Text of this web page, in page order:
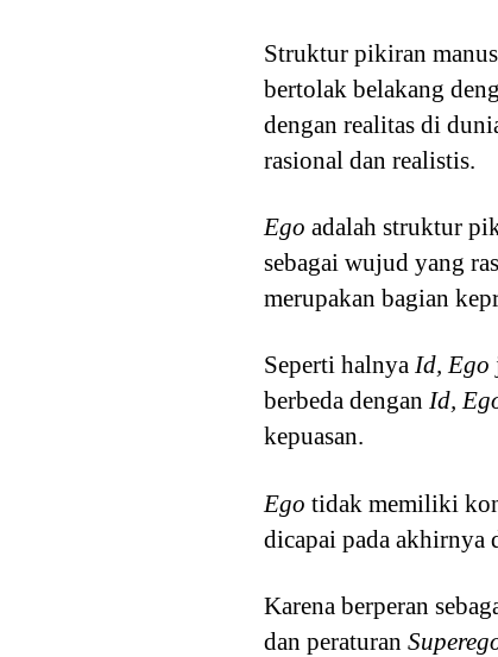
Struktur pikiran
bertolak belakang
dengan realitas di
rasional dan realistis.
Ego adalah struktur
sebagai wujud yang
merupakan bagian
Seperti halnya Id, Ego
berbeda dengan Id,
kepuasan.
Ego tidak memiliki
dicapai pada akhirnya
Karena berperan
dan peraturan